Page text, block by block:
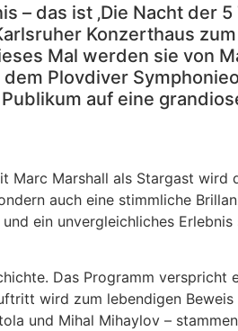
das ist ‚Die Nacht der 5
Konzerthaus
Mal werden sie von
Plovdiver
auf eine
Marc Marshall als Stargast wird
auch eine stimmliche
ein unvergleichliches Erlebnis
Das Programm verspricht
wird zum lebendigen
und Mihal Mihaylov –